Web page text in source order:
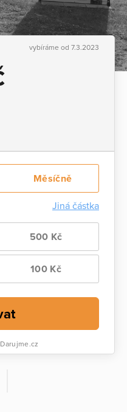
vybíráme od 7.3.2023
Měsíčně
Jiná částka
500 Kč
100 Kč